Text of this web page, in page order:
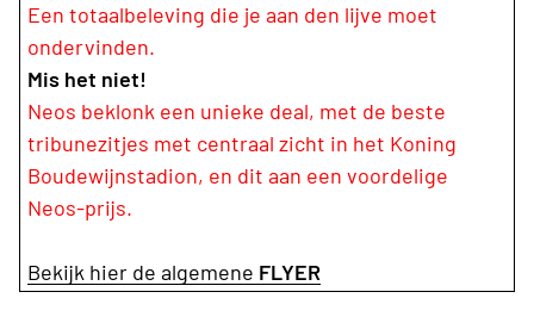
Een totaalbeleving die je aan den lijve moet
ondervinden.
Mis het niet!
Neos beklonk een unieke deal, met de beste
tribunezitjes met centraal zicht in het Koning
Boudewijnstadion, en dit aan een voordelige
Neos-prijs.
Bekijk hier de algemene FLYER